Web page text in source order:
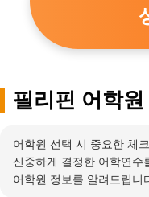
필리핀 어학
어학원 선택 시 중요한 체
신중하게 결정한 어학연수
어학원 정보를 알려드립니